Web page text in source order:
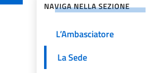
NAVIGA NELLA SEZIONE
L’Ambasciatore
La Sede